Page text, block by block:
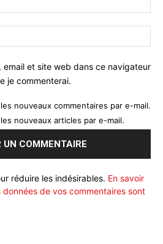
:*
:
email et site web dans ce navigateur
je commenterai.
nouveaux commentaires par e-mail.
nouveaux articles par e-mail.
réduire les indésirables. En savoir
de vos commentaires sont